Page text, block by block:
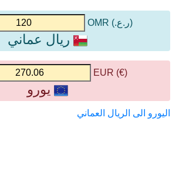
(ر.ع.) OMR
ريال عماني
(€) EUR
يورو
اليورو الى الريال العماني